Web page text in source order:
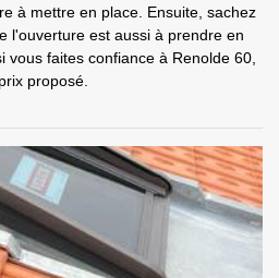
à mettre en place. Ensuite, sachez
l'ouverture est aussi à prendre en
vous faites confiance à Renolde 60,
proposé.